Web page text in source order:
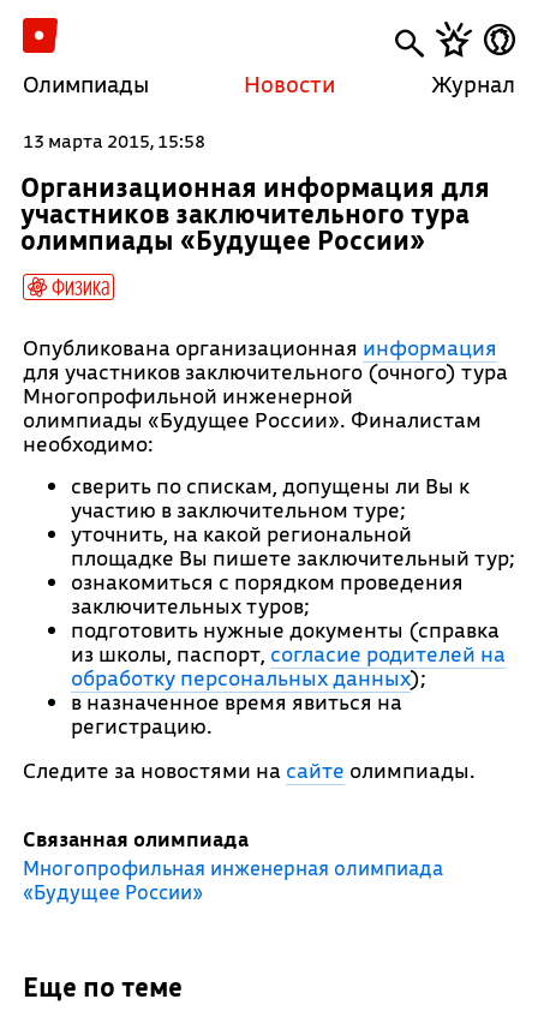
Олимпиады Новости Журнал
13 марта 2015, 15:58
Организационная информация для
участников заключительного тура
олимпиады «Будущее России»
Физика
Опубликована организационная информация
для участников заключительного (очного) тура
Многопрофильной инженерной
олимпиады «Будущее России». Финалистам
необходимо:
сверить по спискам, допущены ли Вы к
участию в заключительном туре;
уточнить, на какой региональной
площадке Вы пишете заключительный тур;
ознакомиться с порядком проведения
заключительных туров;
подготовить нужные документы (справка
из школы, паспорт, согласие родителей на
обработку персональных данных);
в назначенное время явиться на
регистрацию.
Следите за новостями на сайте олимпиады.
Связанная олимпиада
Многопрофильная инженерная олимпиада
«Будущее России»
Еще по теме